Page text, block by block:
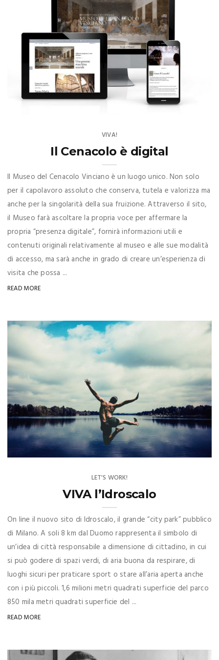
VIVA!
Il Cenacolo è digital
Il Museo del Cenacolo Vinciano è un luogo unico. Non solo
per il capolavoro assoluto che conserva, tutela e valorizza ma
anche per la singolarità della sua fruizione. Attraverso il sito,
il Museo farà ascoltare la propria voce per affermare la
propria “presenza digitale”, fornirà informazioni utili e
contenuti originali relativamente al museo e alle sue modalità
di accesso, ma sarà anche in grado di creare un’esperienza di
visita che possa ...
READ MORE
LET'S WORK!
VIVA l’Idroscalo
On line il nuovo sito di Idroscalo, il grande “city park” pubblico
di Milano. A soli 8 km dal Duomo rappresenta il simbolo di
un’idea di città responsabile a dimensione di cittadino, in cui
si può godere di spazi verdi, di aria buona da respirare, di
luoghi sicuri per praticare sport o stare all’aria aperta anche
con i più piccoli. 1,6 milioni metri quadrati superficie del parco
850 mila metri quadrati superficie del ...
READ MORE